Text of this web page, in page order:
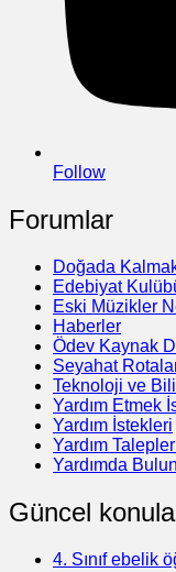
Follow
Forumlar
Doğada
Edebiyat
Eski Müzikler
Haberler
Ödev Kaynak
Seyahat
Teknoloji ve
Yardım Etmek
Yardım İstekleri
Yardım
Yardımda
Güncel
4. Sınıf ebelik